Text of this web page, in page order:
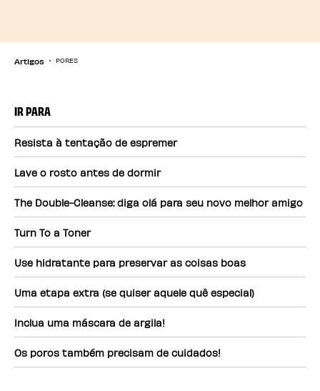
Artigos PORES
IR PARA
Resista à tentação de espremer
Lave o rosto antes de dormir
The Double-Cleanse: diga olá para seu novo melhor amigo
Turn To a Toner
Use hidratante para preservar as coisas boas
Uma etapa extra (se quiser aquele quê especial)
Inclua uma máscara de argila!
Os poros também precisam de cuidados!